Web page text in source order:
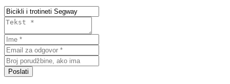
Poslati